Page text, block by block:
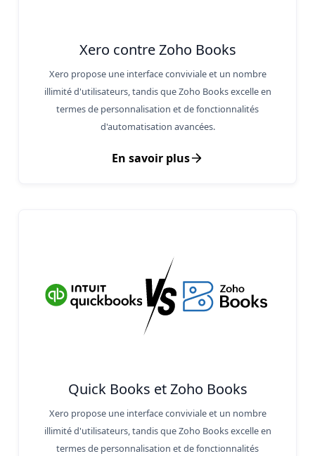
Xero contre Zoho Books
Xero propose une interface conviviale et un nombre
illimité d'utilisateurs, tandis que Zoho Books excelle en
termes de personnalisation et de fonctionnalités
d'automatisation avancées.
En savoir plus
Quick Books et Zoho Books
Xero propose une interface conviviale et un nombre
illimité d'utilisateurs, tandis que Zoho Books excelle en
termes de personnalisation et de fonctionnalités